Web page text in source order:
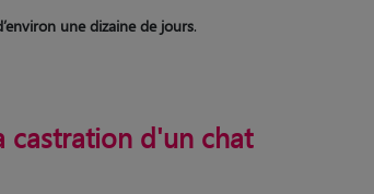
une dizaine de jours.
castration d'un chat